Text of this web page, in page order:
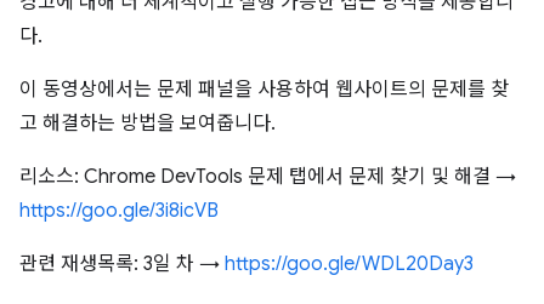
다.
이 동영상에서는 문제 패널을 사용하여 웹사이트의 문제를 찾
고 해결하는 방법을 보여줍니다.
리소스: Chrome DevTools 문제 탭에서 문제 찾기 및 해결 →
https://goo.gle/3i8icVB
관련 재생목록: 3일 차 → https://goo.gle/WDL20Day3